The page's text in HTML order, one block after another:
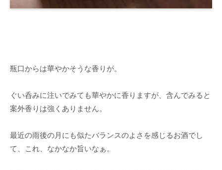
瓶口からは華やかそうな香りが。
ぐい呑みに注いでみても華やかに香りますが、含んでみると
案外香りは強くありません。
最近の雨後の月にも似たバランスのよさを感じるお酒でし
て、これ、なかなか旨いなぁ。